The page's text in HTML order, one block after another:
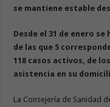
se mantiene estable
Desde el 31 de enero
de las que 5
118 casos activos, de
asistencia en su
La Consejería de Sanidad